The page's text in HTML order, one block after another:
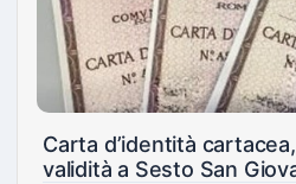
Carta d’identità
validità a Sesto San